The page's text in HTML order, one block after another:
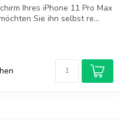
Ihres iPhone 11 Pro Max
Sie ihn selbst re...